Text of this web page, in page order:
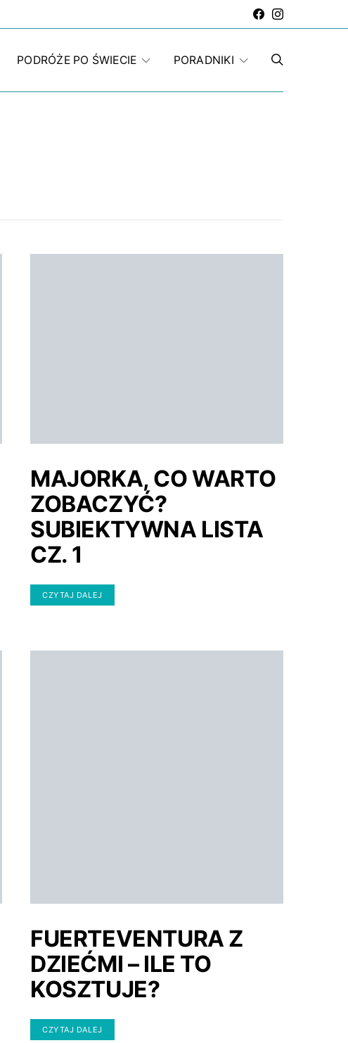
PODRÓŻE PO ŚWIECIE PORADNIKI
MAJORKA, CO WARTO
ZOBACZYĆ?
SUBIEKTYWNA LISTA
CZ. 1
CZYTAJ DALEJ
FUERTEVENTURA Z
DZIEĆMI – ILE TO
KOSZTUJE?
CZYTAJ DALEJ